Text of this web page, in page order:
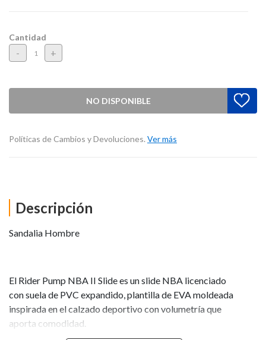
Cantidad
- +
NO DISPONIBLE
Políticas de Cambios y Devoluciones. Ver más
Descripción
Sandalia Hombre
El Rider Pump NBA II Slide es un slide NBA licenciado
con suela de PVC expandido, plantilla de EVA moldeada
inspirada en el calzado deportivo con volumetría que
aporta comodidad.